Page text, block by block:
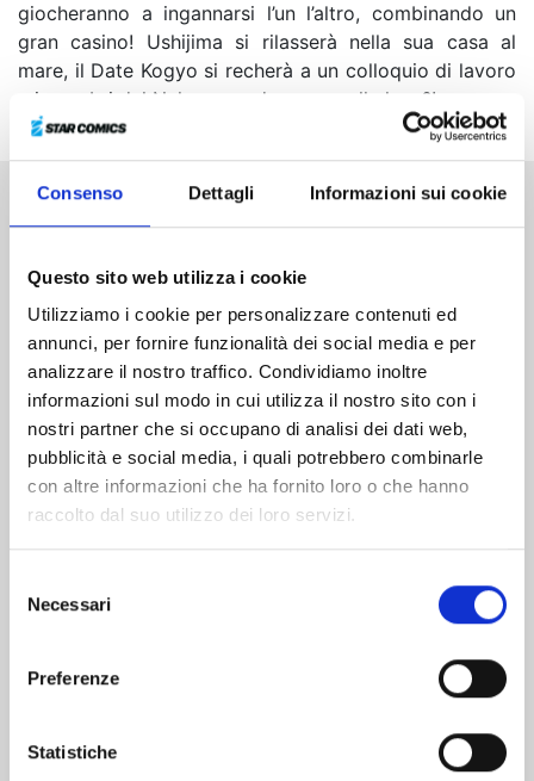
Consenso Dettagli Informazioni sui cookie
Questo sito web utilizza i cookie
Utilizziamo i cookie per personalizzare contenuti ed
annunci, per fornire funzionalità dei social media e per
analizzare il nostro traffico. Condividiamo inoltre
informazioni sul modo in cui utilizza il nostro sito con i
nostri partner che si occupano di analisi dei dati web,
pubblicità e social media, i quali potrebbero combinarle
con altre informazioni che ha fornito loro o che hanno
raccolto dal suo utilizzo dei loro servizi.
delNecessari
Preferenze
Statistiche
giocheranno a ingannarsi l’un l’altro, combinando un
gran casino! Ushijima si rilasserà nella sua casa al
mare, il Date Kogyo si recherà a un colloquio di lavoro
e i membri del Nekoma andranno... sulla luna?!
Altri volumi della serie